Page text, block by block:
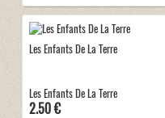
Les Enfants De La Terre
Les Enfants De La Terre
2.50 €